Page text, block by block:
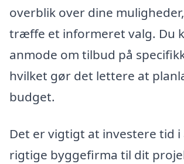
overblik over dine
træffe et informeret valg. Du
anmode om tilbud på
hvilket gør det lettere at
budget.
Det er vigtigt at investere tid
rigtige byggefirma til dit